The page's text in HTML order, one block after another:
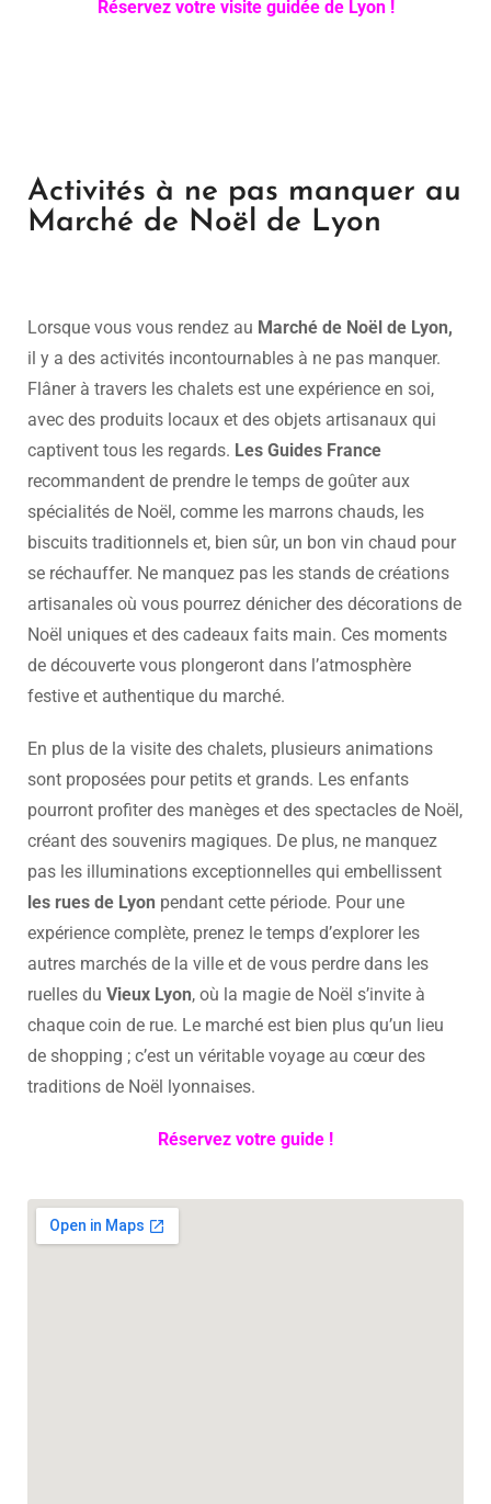
Réservez votre visite guidée de Lyon !
Activités à ne pas manquer au
Marché de Noël de Lyon
Lorsque vous vous rendez au Marché de Noël de Lyon,
il y a des activités incontournables à ne pas manquer.
Flâner à travers les chalets est une expérience en soi,
avec des produits locaux et des objets artisanaux qui
captivent tous les regards. Les Guides France
recommandent de prendre le temps de goûter aux
spécialités de Noël, comme les marrons chauds, les
biscuits traditionnels et, bien sûr, un bon vin chaud pour
se réchauffer. Ne manquez pas les stands de créations
artisanales où vous pourrez dénicher des décorations de
Noël uniques et des cadeaux faits main. Ces moments
de découverte vous plongeront dans l’atmosphère
festive et authentique du marché.
En plus de la visite des chalets, plusieurs animations
sont proposées pour petits et grands. Les enfants
pourront profiter des manèges et des spectacles de Noël,
créant des souvenirs magiques. De plus, ne manquez
pas les illuminations exceptionnelles qui embellissent
les rues de Lyon pendant cette période. Pour une
expérience complète, prenez le temps d’explorer les
autres marchés de la ville et de vous perdre dans les
ruelles du Vieux Lyon, où la magie de Noël s’invite à
chaque coin de rue. Le marché est bien plus qu’un lieu
de shopping ; c’est un véritable voyage au cœur des
traditions de Noël lyonnaises.
Réservez votre guide !